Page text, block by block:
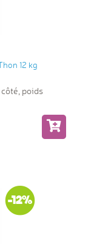
12 kg
poids
-12%